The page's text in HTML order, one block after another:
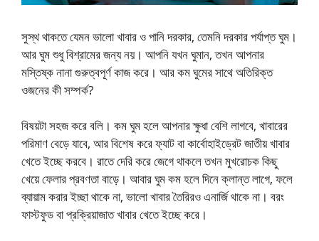
সুস্থ থাকতে যেমন ভালো খাবার ও পানি দরকার, তেমনি দরকার পর্যাপ্ত ঘুম।
আর ঘুম শুধু বিশ্রামের জন্য নয়। আপনি যখন ঘুমান, তখন আপনার
মস্তিষ্ক নানা গুরুত্বপূর্ণ কাজ করে। আর কম ঘুমের সাথে অতিরিক্ত
ওজনের কী সম্পর্ক?
বিষয়টা সহজ করে বলি। কম ঘুম হলে আপনার ক্ষুধা বেশি লাগবে, খাবারের
পরিমাণ বেড়ে যাবে, আর বিশেষ করে ফ্যাট বা কার্বোহাইড্রেট জাতীয় খাবার
খেতে ইচ্ছে করবে। রাতে দেরি করে জেগে থাকলে তখন মুখরোচক কিছু
খেয়ে ফেলার প্রবণতা বাড়ে। আবার ঘুম কম হলে দিনে ক্লান্ত লাগে, ফলে
ব্যায়াম করার ইচ্ছা থাকে না, ভালো খাবার তৈরিরও এনার্জি থাকে না। বরং
ফাস্টফুড বা প্রক্রিয়াজাত খাবার খেতে ইচ্ছে করে।